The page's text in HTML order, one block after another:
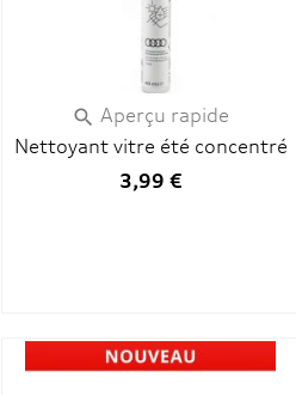
 Aperçu rapide
Nettoyant vitre été concentré
3,99 €